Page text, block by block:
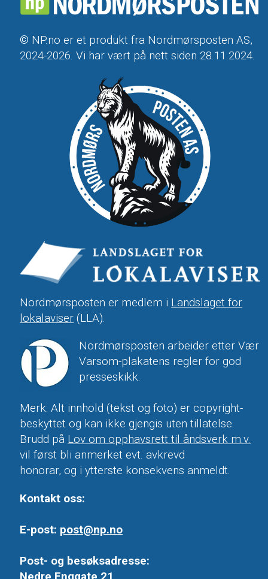
© NP.no er et produkt fra Nordmørsposten AS,
2024-2026. Vi har vært på nett siden 28.11.2024.
Nordmørsposten er medlem i Landslaget for
lokalaviser (LLA).
Nordmørsposten arbeider etter Vær
Varsom-plakatens regler for god
presseskikk.
Merk: Alt innhold (tekst og foto) er copyright-
beskyttet og kan ikke gjengis uten tillatelse.
Brudd på Lov om opphavsrett til åndsverk m.v.
vil først bli anmerket evt. avkrevd
honorar, og i ytterste konsekvens anmeldt.
Kontakt oss:
E-post: post@np.no
Post- og besøksadresse: